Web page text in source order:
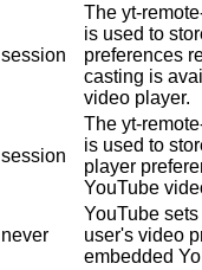
session
The yt-
is used to
preferences
casting is
video player.
session
The yt-
is used to
player
YouTube
never
YouTube
user's video
embedded